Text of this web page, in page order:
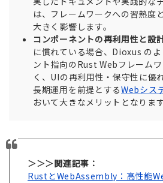
は、フレームワークへの習熟度
大きく影響します。
コンポーネントの再利用性と設
に慣れている場合、Dioxus の
ント指向のRust Webフレーム
く、UIの再利用性・保守性に優
長期運用を前提とするWebシス
おいて大きなメリットとなります
＞＞＞関連記事：
RustとWebAssembly：高性能